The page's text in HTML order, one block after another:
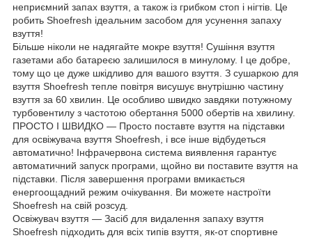
неприємний запах взуття, а також із грибком стоп і нігтів. Це
робить Shoefresh ідеальним засобом для усунення запаху
взуття!
Більше ніколи не надягайте мокре взуття! Сушіння взуття
газетами або батареєю залишилося в минулому. І це добре,
тому що це дуже шкідливо для вашого взуття. З сушаркою для
взуття Shoefresh тепле повітря висушує внутрішню частину
взуття за 60 хвилин. Це особливо швидко завдяки потужному
турбовентилу з частотою обертання 5000 обертів на хвилину.
ПРОСТО І ШВИДКО — Просто поставте взуття на підставки
для освіжувача взуття Shoefresh, і все інше відбудеться
автоматично! Інфрачервона система виявлення гарантує
автоматичний запуск програми, щойно ви поставите взуття на
підставки. Після завершення програми вмикається
енергоощадний режим очікування. Ви можете настроїти
Shoefresh на свій розсуд.
Освіжувач взуття — Засіб для видалення запаху взуття
Shoefresh підходить для всіх типів взуття, як-от спортивне